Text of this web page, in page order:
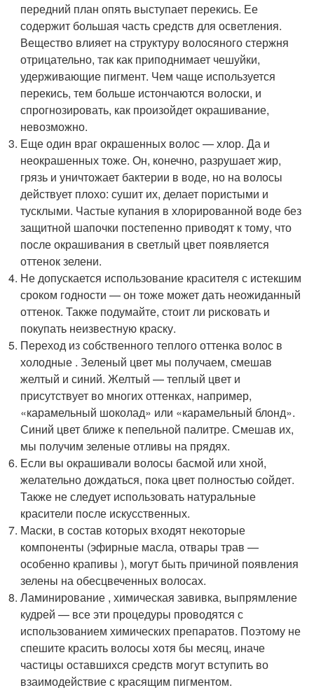
передний план опять выступает перекись. Ее
содержит большая часть средств для осветления.
Вещество влияет на структуру волосяного стержня
отрицательно, так как приподнимает чешуйки,
удерживающие пигмент. Чем чаще используется
перекись, тем больше истончаются волоски, и
спрогнозировать, как произойдет окрашивание,
невозможно.
Еще один враг окрашенных волос — хлор. Да и
неокрашенных тоже. Он, конечно, разрушает жир,
грязь и уничтожает бактерии в воде, но на волосы
действует плохо: сушит их, делает пористыми и
тусклыми. Частые купания в хлорированной воде без
защитной шапочки постепенно приводят к тому, что
после окрашивания в светлый цвет появляется
оттенок зелени.
Не допускается использование красителя с истекшим
сроком годности — он тоже может дать неожиданный
оттенок. Также подумайте, стоит ли рисковать и
покупать неизвестную краску.
Переход из собственного теплого оттенка волос в
холодные . Зеленый цвет мы получаем, смешав
желтый и синий. Желтый — теплый цвет и
присутствует во многих оттенках, например,
«карамельный шоколад» или «карамельный блонд».
Синий цвет ближе к пепельной палитре. Смешав их,
мы получим зеленые отливы на прядях.
Если вы окрашивали волосы басмой или хной,
желательно дождаться, пока цвет полностью сойдет.
Также не следует использовать натуральные
красители после искусственных.
Маски, в состав которых входят некоторые
компоненты (эфирные масла, отвары трав —
особенно крапивы ), могут быть причиной появления
зелены на обесцвеченных волосах.
Ламинирование , химическая завивка, выпрямление
кудрей — все эти процедуры проводятся с
использованием химических препаратов. Поэтому не
спешите красить волосы хотя бы месяц, иначе
частицы оставшихся средств могут вступить во
взаимодействие с красящим пигментом.